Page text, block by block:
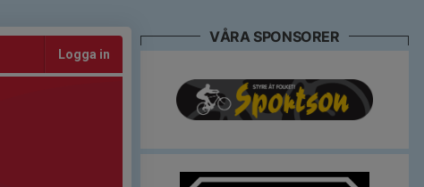
Logga in
VÅRA SPONSORER